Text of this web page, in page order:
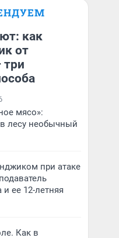
как
от
три
мясо»:
лесу необычный
при атаке
ее 12-летняя
Как в